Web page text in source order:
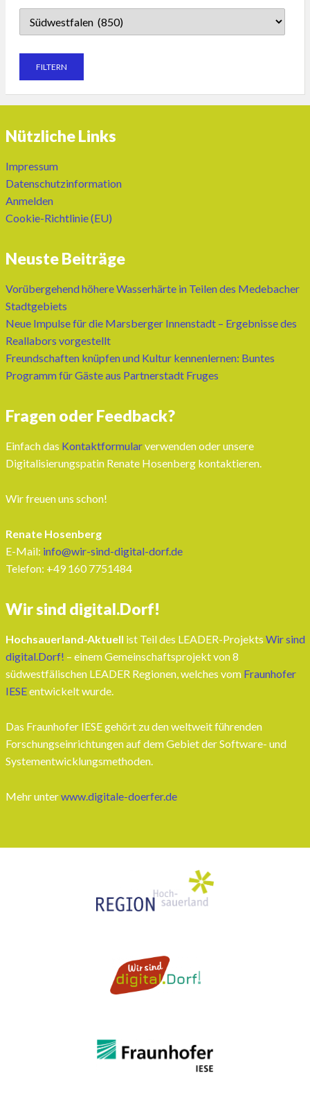
Nützliche Links
Impressum
Datenschutzinformation
Anmelden
Cookie-Richtlinie (EU)
Neuste Beiträge
Vorübergehend höhere Wasserhärte in Teilen des Medebacher
Stadtgebiets
Neue Impulse für die Marsberger Innenstadt – Ergebnisse des
Reallabors vorgestellt
Freundschaften knüpfen und Kultur kennenlernen: Buntes
Programm für Gäste aus Partnerstadt Fruges
Fragen oder Feedback?
Einfach das Kontaktformularverwenden oder unsere
Digitalisierungspatin Renate Hosenberg kontaktieren.
Wir freuen uns schon!
Renate Hosenberg
E-Mail: info@wir-sind-digital-dorf.de
Telefon: ‭+49 160 7751484‬
Wir sind digital.Dorf!
Hochsauerland-Aktuell ist Teil des LEADER-Projekts Wir sind
digital.Dorf! – einem Gemeinschaftsprojekt von 8
südwestfälischen LEADER Regionen, welches vom Fraunhofer
IESEentwickelt wurde.
Das Fraunhofer IESE gehört zu den weltweit führenden
Forschungseinrichtungen auf dem Gebiet der Software- und
Systementwicklungsmethoden.
Mehr unterwww.digitale-doerfer.de